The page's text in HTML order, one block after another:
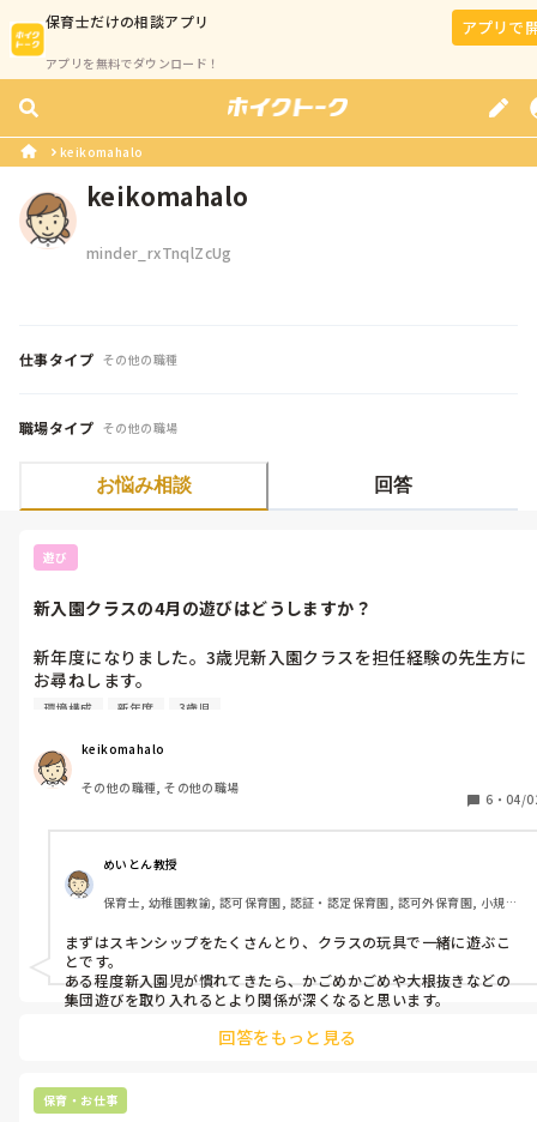
保育士だけの相談アプリ
アプリを無料でダウンロード！
アプリで
keikomahalo
keikomahalo
minder_rxTnqlZcUg
仕事タイプ その他の職種
職場タイプ その他の職場
お悩み相談 回答
遊び
新入園クラスの4月の遊びはどうしますか？
新年度になりました。3歳児新入園クラスを担任経験の先生方に
お尋ねします。
新入園児が、先生や友達、園の環境に親しみを持てるように、4
また、クラス活動で取り入れる遊びなどもありましたら教えてく
ださい。
環境構成 新年度 3歳児
keikomahalo
その他の職種, その他の職場
6 ・ 04/
めいとん教授
保育士, 幼稚園教諭, 認可保育園, 認証・認定保育園, 認可外保育園, 小規模
まずはスキンシップをたくさんとり、クラスの玩具で一緒に遊ぶこ
とです。
ある程度新入園児が慣れてきたら、かごめかごめや大根抜きなどの
集団遊びを取り入れるとより関係が深くなると思います。
回答をもっと見る
保育・お仕事